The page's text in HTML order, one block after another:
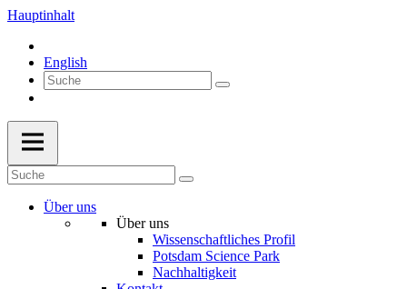
Hauptinhalt
English
Über uns
Über uns
Wissenschaftliches Profil
Potsdam Science Park
Nachhaltigkeit